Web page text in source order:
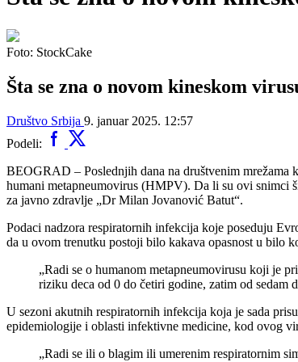
Foto: StockCake
Šta se zna o novom kineskom
Društvo Srbija 9. januar 2025. 12:57
Podeli:
BEOGRAD – Poslednjih dana na društvenim mrežama
humani metapneumovirus (HMPV). Da li su ovi snimci
za javno zdravlje „Dr Milan Jovanović Batut“.
Podaci nadzora respiratornih infekcija koje poseduju
da u ovom trenutku postoji bilo kakava opasnost u bilo
„Radi se o humanom metapneumovirusu koji je
riziku deca od 0 do četiri godine, zatim od sedam
U sezoni akutnih respiratornih infekcija koja je sada
epidemiologije i oblasti infektivne medicine, kod ovog
„Radi se ili o blagim ili umerenim respiratornim